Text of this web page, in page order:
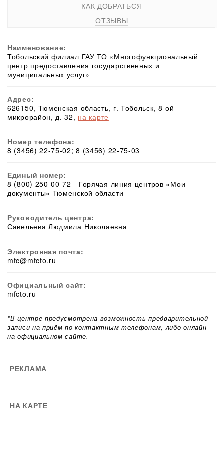
КАК ДОБРАТЬСЯ
ОТЗЫВЫ
Наименование:
Тобольский филиал ГАУ ТО «Многофункциональный
центр предоставления государственных и
муниципальных услуг»
Адрес:
626150, Тюменская область, г. Тобольск, 8-ой
микрорайон, д. 32, на карте
Номер телефона:
8 (3456) 22-75-02; 8 (3456) 22-75-03
Единый номер:
8 (800) 250-00-72 - Горячая линия центров «Мои
документы» Тюменской области
Руководитель центра:
Савельева Людмила Николаевна
Электронная почта:
mfc@mfcto.ru
Официальный сайт:
mfcto.ru
*В центре предусмотрена возможность предварительной
записи на приём по контактным телефонам, либо онлайн
на официальном сайте.
РЕКЛАМА
НА КАРТЕ